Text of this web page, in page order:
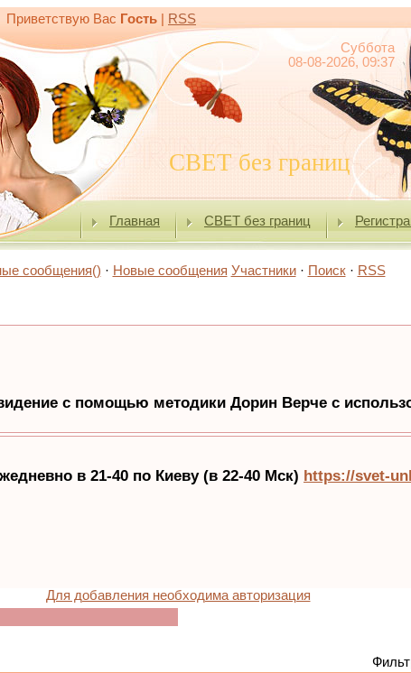
Приветствую Вас Гость
RSS
Суббота
08-08-2026, 09:37
СВЕТ без границ
Главная СВЕТ без границ
сообщения() · Новые сообщения Участники· Поиск· RSS
Для добавления необходима авторизация